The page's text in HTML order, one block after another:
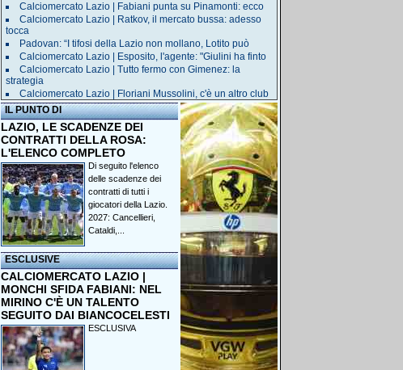
Calciomercato Lazio | Fabiani punta su Pinamonti: ecco
Calciomercato Lazio | Ratkov, il mercato bussa: adesso
tocca
Padovan: “I tifosi della Lazio non mollano, Lotito può
Calciomercato Lazio | Esposito, l'agente: "Giulini ha finto
Calciomercato Lazio | Tutto fermo con Gimenez: la
strategia
Calciomercato Lazio | Floriani Mussolini, c'è un altro club
IL PUNTO DI
LAZIO, LE SCADENZE DEI
CONTRATTI DELLA ROSA:
L'ELENCO COMPLETO
Di seguito l'elenco
delle scadenze dei
contratti di tutti i
giocatori della Lazio.
2027: Cancellieri,
Cataldi,...
ESCLUSIVE
CALCIOMERCATO LAZIO |
MONCHI SFIDA FABIANI: NEL
MIRINO C'È UN TALENTO
SEGUITO DAI BIANCOCELESTI
ESCLUSIVA